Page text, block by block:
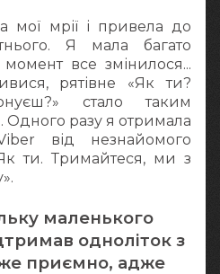
мої мрії і привела до
Я мала багато
все змінилося...
рятівне «Як ти?
стало таким
Одного разу я отримала
від незнайомого
ти. Тримайтеся, ми з
маленького
одноліток з
приємно, адже